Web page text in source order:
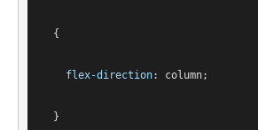
  {
flex-direction: column;
  }